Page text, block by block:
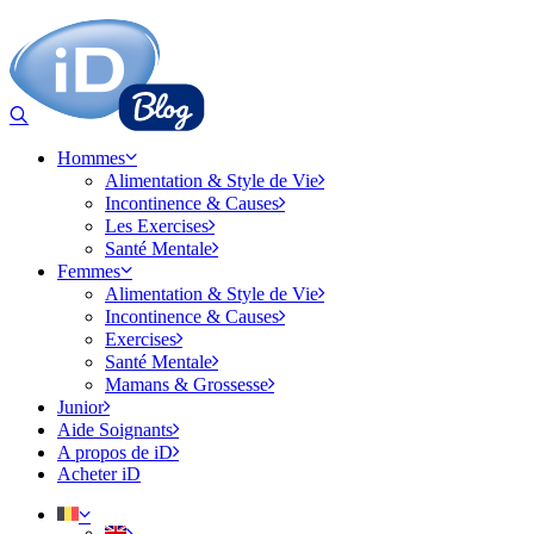
Hommes
Alimentation & Style de Vie
Incontinence & Causes
Les Exercises
Santé Mentale
Femmes
Alimentation & Style de Vie
Incontinence & Causes
Exercises
Santé Mentale
Mamans & Grossesse
Junior
Aide Soignants
A propos de iD
Acheter iD